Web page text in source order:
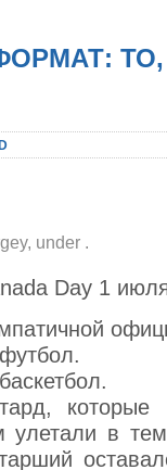
under .
Day 1
улетали в